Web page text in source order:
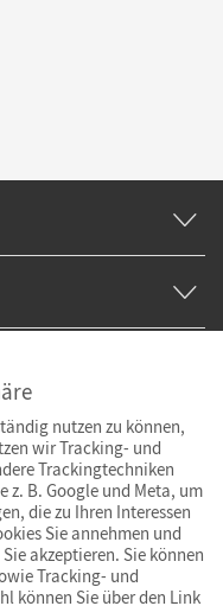
nutzen zu können,
wir Tracking- und
Trackingtechniken
z. B. Google und Meta, um
die zu Ihren Interessen
Sie annehmen und
akzeptieren. Sie können
Tracking- und
können Sie über den Link